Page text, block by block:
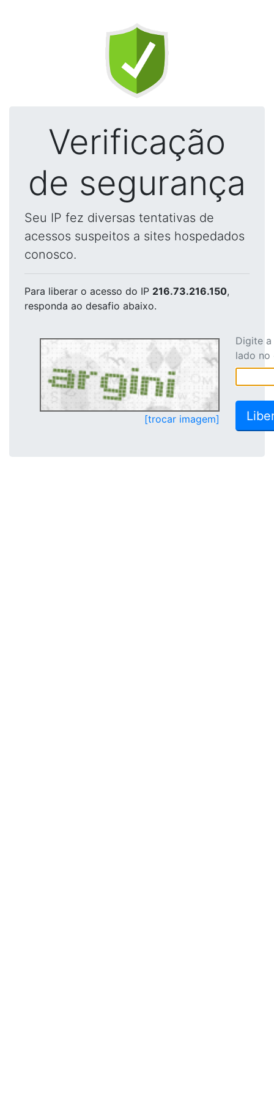
Verificação
de segurança
Seu IP fez diversas tentativas de
acessos suspeitos a sites hospedados
conosco.
Para liberar o acesso do IP 216.73.216.150,
responda ao desafio abaixo.
[trocar imagem]
Digite
lado no